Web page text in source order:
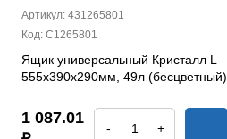
Артикул: 431265801
Код: С1265801
Ящик универсальный Кристалл L
555х390х290мм, 49л (бесцветный)
1 087.01
- +